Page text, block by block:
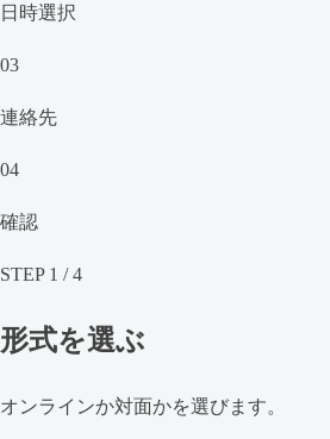
日時選択
03
連絡先
04
確認
STEP 1 /4
形式を選ぶ
オンラインか対面かを選びます。